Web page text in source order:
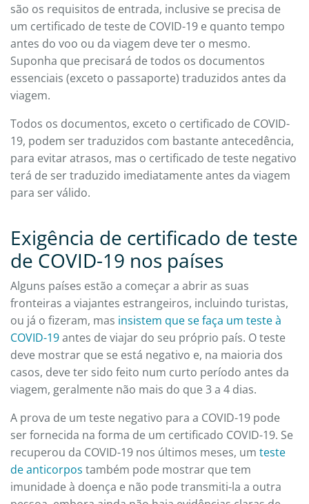
são os requisitos de entrada, inclusive se precisa de
um certificado de teste de COVID-19 e quanto tempo
antes do voo ou da viagem deve ter o mesmo.
Suponha que precisará de todos os documentos
essenciais (exceto o passaporte) traduzidos antes da
viagem.
Todos os documentos, exceto o certificado de COVID-
19, podem ser traduzidos com bastante antecedência,
para evitar atrasos, mas o certificado de teste negativo
terá de ser traduzido imediatamente antes da viagem
para ser válido.
Exigência de certificado de teste
de COVID-19 nos países
Alguns países estão a começar a abrir as suas
fronteiras a viajantes estrangeiros, incluindo turistas,
ou já o fizeram, mas insistem que se faça um teste à
COVID-19antes de viajar do seu próprio país. O teste
deve mostrar que se está negativo e, na maioria dos
casos, deve ter sido feito num curto período antes da
viagem, geralmente não mais do que 3 a 4 dias.
A prova de um teste negativo para a COVID-19 pode
ser fornecida na forma de um certificado COVID-19. Se
recuperou da COVID-19 nos últimos meses, um teste
de anticorpos também pode mostrar que tem
imunidade à doença e não pode transmiti-la a outra